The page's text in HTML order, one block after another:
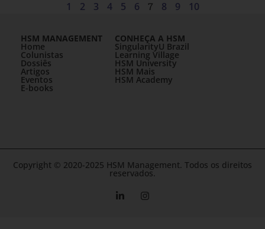
1 2 3 4 5 6 7 8 9 10
HSM MANAGEMENT
Home
Colunistas
Dossiês
Artigos
Eventos
E-books
CONHEÇA A HSM
SingularityU Brazil
Learning Village
HSM University
HSM Mais
HSM Academy
Copyright © 2020-2025 HSM Management. Todos os direitos
reservados.